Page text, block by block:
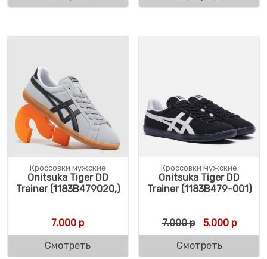
Кроссовки мужские
Onitsuka Tiger DD
Trainer (1183B479020,)
7.000 р
Смотреть
Кроссовки мужские
Onitsuka Tiger DD
Trainer (1183B479-001)
7.000р 5.000р
Смотреть